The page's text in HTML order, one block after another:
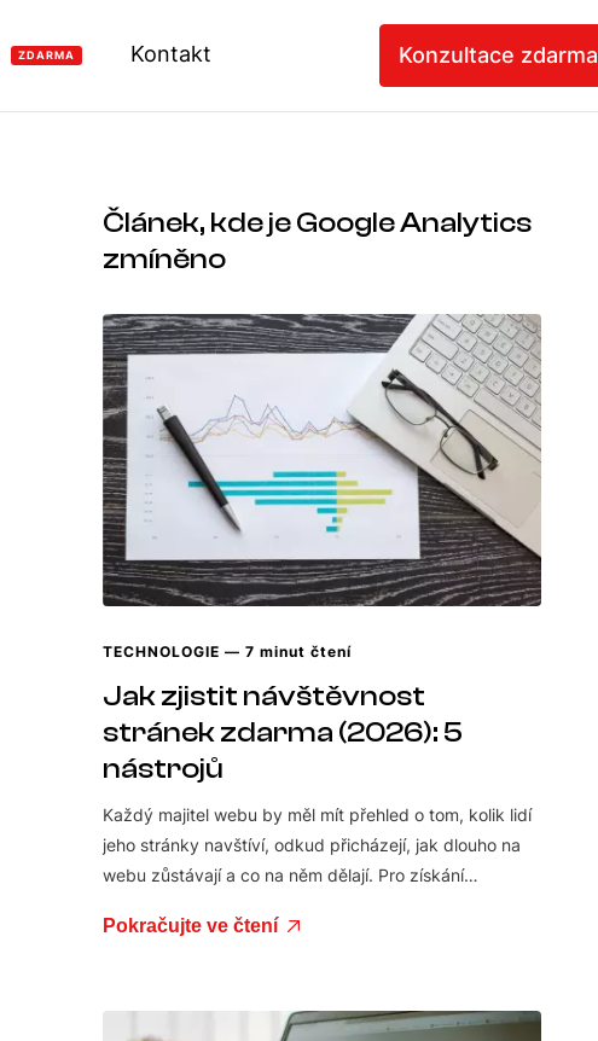
ZDARMA Kontakt Konzultace zdarma
Článek, kde je Google Analytics
zmíněno
TECHNOLOGIE — 7 minut čtení
Jak zjistit návštěvnost
stránek zdarma (2026): 5
nástrojů
Každý majitel webu by měl mít přehled o tom, kolik lidí
jeho stránky navštíví, odkud přicházejí, jak dlouho na
webu zůstávají a co na něm dělají. Pro získání…
Pokračujte ve čtení